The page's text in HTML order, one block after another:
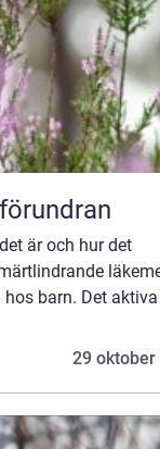
är och hur det
barn. Det aktiva
29 oktober